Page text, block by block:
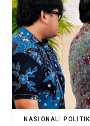
NASIONAL POLITIK